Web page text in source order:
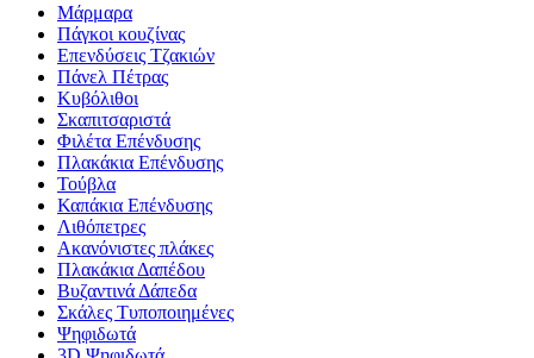
Μάρμαρα
Πάγκοι κουζίνας
Επενδύσεις Τζακιών
Πάνελ Πέτρας
Κυβόλιθοι
Σκαπιτσαριστά
Φιλέτα Επένδυσης
Πλακάκια Επένδυσης
Τούβλα
Καπάκια Επένδυσης
Λιθόπετρες
Ακανόνιστες πλάκες
Πλακάκια Δαπέδου
Βυζαντινά Δάπεδα
Σκάλες Τυποποιημένες
Ψηφιδωτά